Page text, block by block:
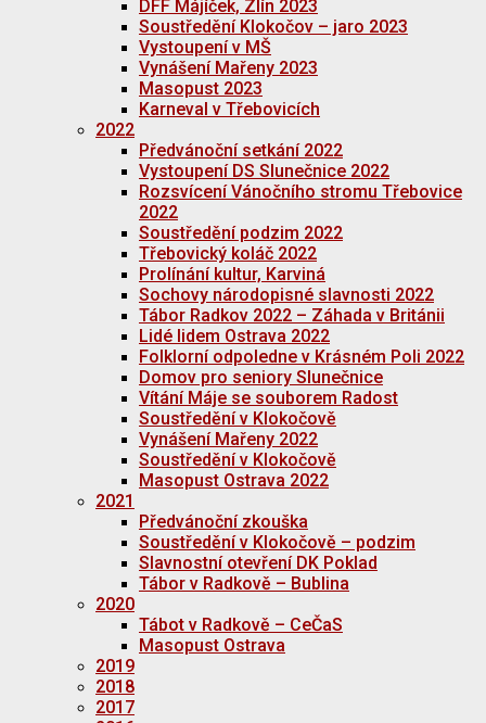
DFF Májíček, Zlín 2023
Soustředění Klokočov – jaro 2023
Vystoupení v MŠ
Vynášení Mařeny 2023
Masopust 2023
Karneval v Třebovicích
2022
Předvánoční setkání 2022
Vystoupení DS Slunečnice 2022
Rozsvícení Vánočního stromu Třebovice
2022
Soustředění podzim 2022
Třebovický koláč 2022
Prolínání kultur, Karviná
Sochovy národopisné slavnosti 2022
Tábor Radkov 2022 – Záhada v Británii
Lidé lidem Ostrava 2022
Folklorní odpoledne v Krásném Poli 2022
Domov pro seniory Slunečnice
Vítání Máje se souborem Radost
Soustředění v Klokočově
Vynášení Mařeny 2022
Soustředění v Klokočově
Masopust Ostrava 2022
2021
Předvánoční zkouška
Soustředění v Klokočově – podzim
Slavnostní otevření DK Poklad
Tábor v Radkově – Bublina
2020
Tábot v Radkově – CeČaS
Masopust Ostrava
2019
2018
2017